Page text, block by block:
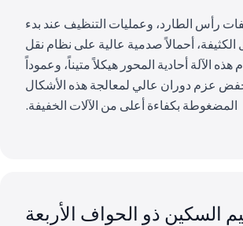
رأس الطارد، وعمليات التنظيف عند بدء
الكثيفة، أحمالاً صدمية عالية على نظام نقل
الآلة أحادية المحور هيكلاً متيناً، وعموداً
عزم دوران عالي لمعالجة هذه الأشكال
المضغوطة بكفاءة أعلى من الآلات الخفيفة.
السكين ذو الحواف الأربعة